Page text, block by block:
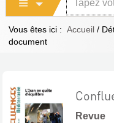
Vous êtes ici : Accueil /
document
Revue